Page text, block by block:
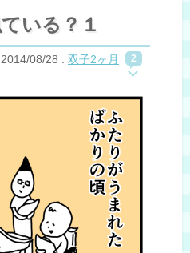
いる？１
2014/08/28 : 双子2ヶ月 2